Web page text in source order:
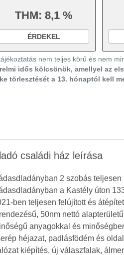
THM: 8,1 %
ÉRDEKEL
nem teljes körű és nem
idős kölcsönök, amellyel az
törlesztését a 13. hónaptól kell
családi ház leírása
2 szobás
a Kastély úton
ben teljesen felújított és
50nm nettó
anyagokkal és
héjazat, padlásfödém és
kiépítés, új válaszfalak,